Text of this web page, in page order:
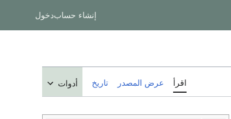
إنشاء حسابدخول
اقرأ عرض المصدر تاريخ أدوات